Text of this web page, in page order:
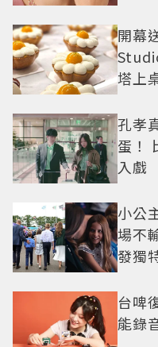
開幕
塔上
孔孝
蛋！
入戲
小公
場不
發獨
台啤
能錄